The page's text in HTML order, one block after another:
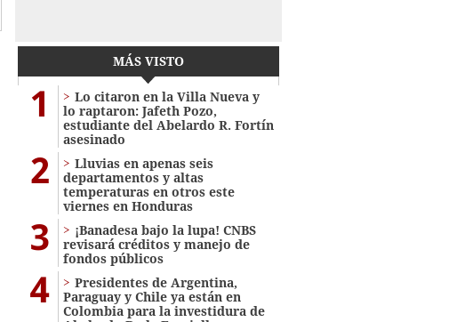
MÁS VISTO
1
Lo citaron en la Villa Nueva y
lo raptaron: Jafeth Pozo,
estudiante del Abelardo R. Fortín
asesinado
2
Lluvias en apenas seis
departamentos y altas
temperaturas en otros este
viernes en Honduras
3
¡Banadesa bajo la lupa! CNBS
revisará créditos y manejo de
fondos públicos
4
Presidentes de Argentina,
Paraguay y Chile ya están en
Colombia para la investidura de